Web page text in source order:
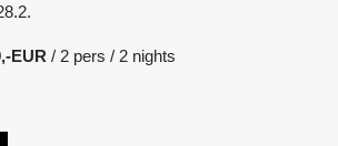
EUR / 2 pers / 2 nights